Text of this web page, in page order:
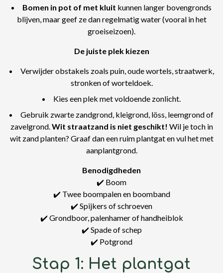
Bomen in pot of met kluit kunnen langer bovengronds
blijven, maar geef ze dan regelmatig water (vooral in het
groeiseizoen).
De juiste plek kiezen
Verwijder obstakels zoals puin, oude wortels, straatwerk,
stronken of worteldoek.
Kies een plek met voldoende zonlicht.
Gebruik zwarte zandgrond, kleigrond, löss, leemgrond of
zavelgrond.Wit straatzand is niet geschikt! Wil je toch in
wit zand planten? Graaf dan een ruim plantgat en vul het met
aanplantgrond.
Benodigdheden
✔️ Boom
✔️ Twee boompalen en boomband
✔️ Spijkers of schroeven
✔️ Grondboor, palenhamer of handheiblok
✔️ Spade of schep
✔️ Potgrond
Stap 1: Het plantgat